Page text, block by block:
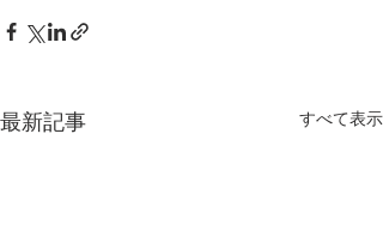
最新記事 すべて表示